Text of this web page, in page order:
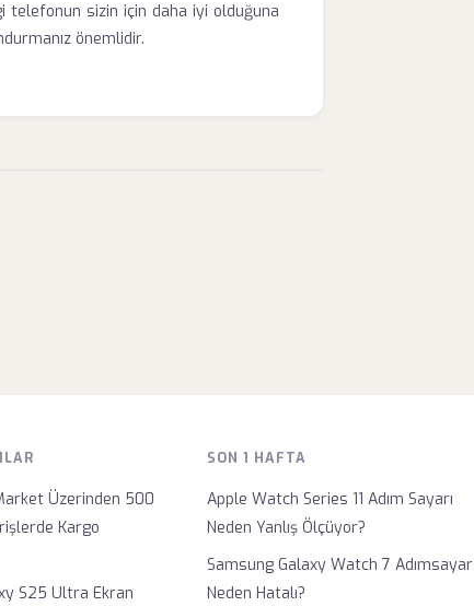
telefonun sizin için daha iyi olduğuna
önemlidir.
Üzerinden 500
Kargo
S25 Ultra Ekran
SON 1 HAFTA
Apple Watch Series 11 Adım Sayarı
Neden Yanlış Ölçüyor?
Samsung Galaxy Watch 7 Adımsayar
Neden Hatalı?